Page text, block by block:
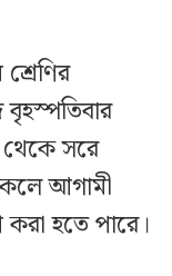
বৃহস্পতিবার
থেকে সরে
আগামী
হতে পারে।